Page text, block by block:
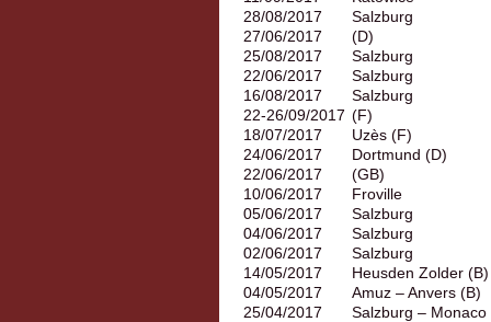
28/08/2017
Salzburg
27/06/2017
(D)
25/08/2017
Salzburg
22/06/2017
Salzburg
16/08/2017
Salzburg
22-26/09/2017 (F)
18/07/2017
Uzès (F)
24/06/2017
Dortmund (D)
22/06/2017
(GB)
10/06/2017
Froville
05/06/2017
Salzburg
04/06/2017
Salzburg
02/06/2017
Salzburg
14/05/2017
Heusden Zolder (B)
04/05/2017
Amuz – Anvers (B)
25/04/2017
Salzburg – Monaco